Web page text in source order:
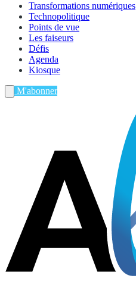
Transformations numériques
Technopolitique
Points de vue
Les faiseurs
Défis
Agenda
Kiosque
M'abonner